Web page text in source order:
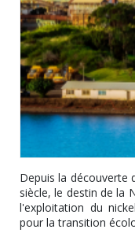
Depuis la découverte
siècle, le destin de la
l'exploitation du
pour la transition